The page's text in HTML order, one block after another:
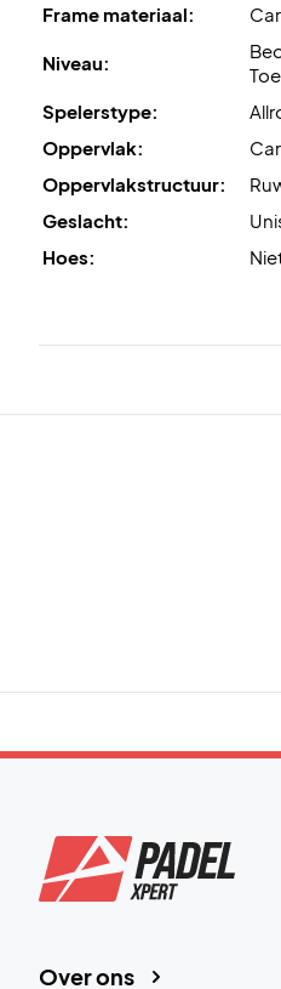
Frame materiaal:
Niveau:
Spelerstype:
Oppervlak:
Oppervlakstructuur:
Geslacht:
Hoes:
Over ons